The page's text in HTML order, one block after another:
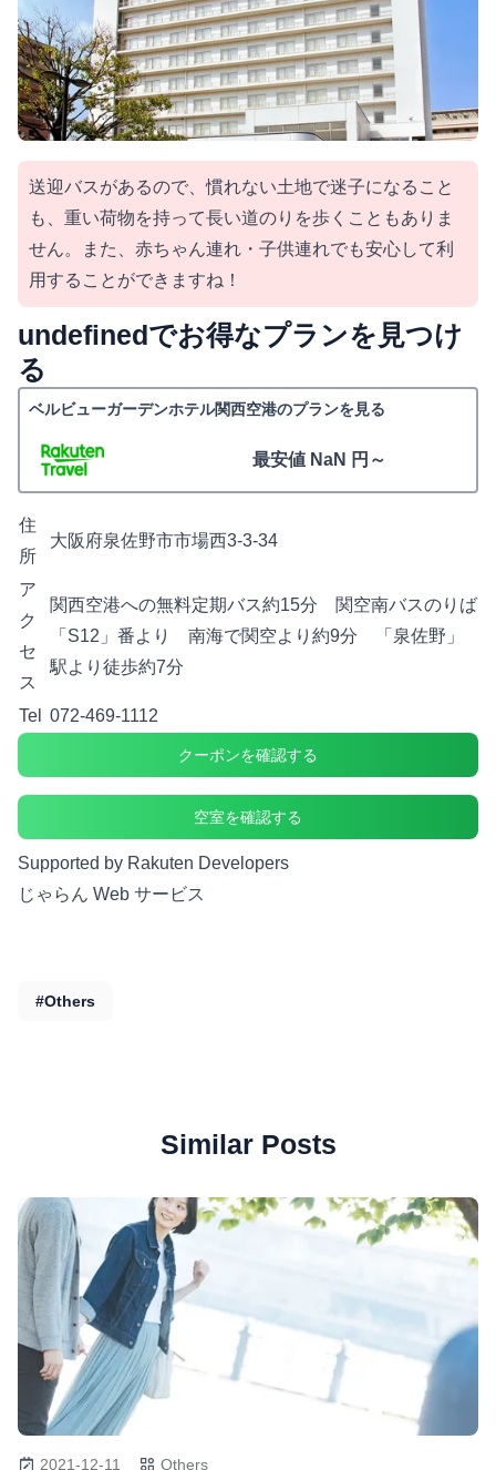
送迎バスがあるので、慣れない土地で迷子になること
も、重い荷物を持って長い道のりを歩くこともありま
せん。また、赤ちゃん連れ・子供連れでも安心して利
用することができますね！
undefinedでお得なプランを見つけ
る
ベルビューガーデンホテル関西空港のプランを見る
最安値 NaN 円～
住
所
大阪府泉佐野市市場西3-3-34
ア
ク
セ
ス
関西空港への無料定期バス約15分 関空南バスのりば
「S12」番より 南海で関空より約9分 「泉佐野」
駅より徒歩約7分
Tel 072-469-1112
クーポンを確認する
空室を確認する
Supported by Rakuten Developers
じゃらん Web サービス
#Others
Similar Posts
2021-12-11 Others